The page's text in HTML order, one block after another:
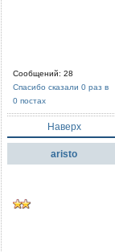
Сообщений: 28
Спасибо сказали 0 раз в
0 постах
Наверх
aristo